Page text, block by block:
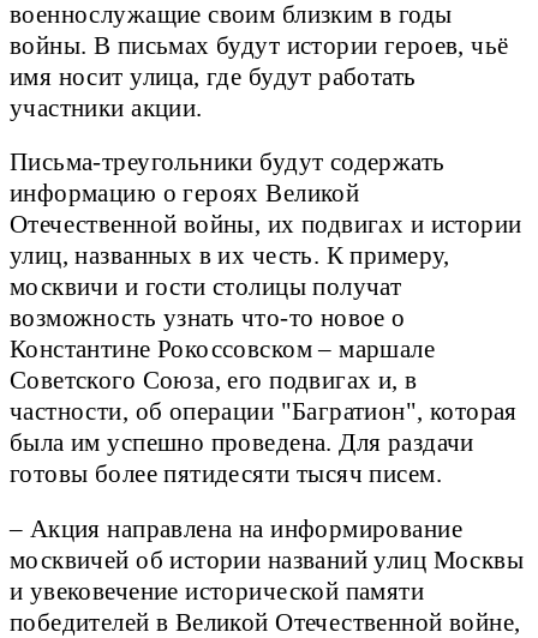
военнослужащие своим близким в годы
войны. В письмах будут истории героев, чьё
имя носит улица, где будут работать
участники акции.
Письма-треугольники будут содержать
информацию о героях Великой
Отечественной войны, их подвигах и истории
улиц, названных в их честь. К примеру,
москвичи и гости столицы получат
возможность узнать что-то новое о
Константине Рокоссовском – маршале
Советского Союза, его подвигах и, в
частности, об операции "Багратион", которая
была им успешно проведена. Для раздачи
готовы более пятидесяти тысяч писем.
– Акция направлена на информирование
москвичей об истории названий улиц Москвы
и увековечение исторической памяти
победителей в Великой Отечественной войне,